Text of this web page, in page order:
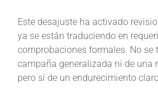
Este desajuste ha activado
ya se están traduciendo en
comprobaciones formales. No se
campaña generalizada ni de una
pero sí de un endurecimiento